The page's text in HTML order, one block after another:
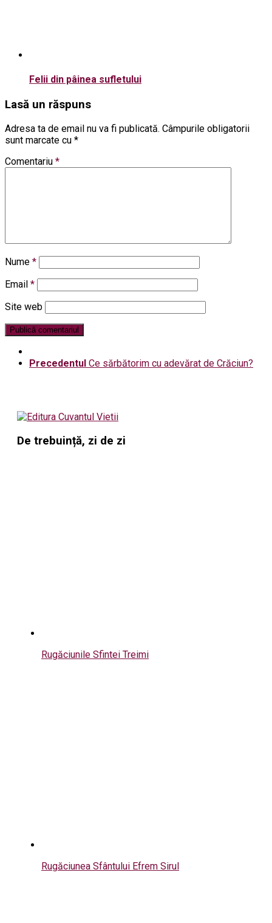
Felii din pâinea sufletului
Lasă un răspuns
Adresa ta de email nu va fi publicată. Câmpurile obligatorii
sunt marcate cu *
Comentariu *
Nume *
Email *
Site web
Precedentul Ce sărbătorim cu adevărat de Crăciun?
De trebuință, zi de zi
Rugăciunile Sfintei Treimi
Rugăciunea Sfântului Efrem Sirul